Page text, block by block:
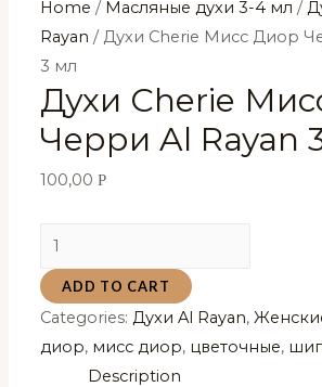
Home / Масляные духи 3-4 мл /
Rayan / Духи Cherie Мисс Диор
3 мл
Духи Cherie
Черри Al Rayan
100,00Р
Духи
Cherie
Мисс
Диор
Черри
ADD TO CART
Categories:Духи Al Rayan,
диор, мисс диор, цветочные,
Description